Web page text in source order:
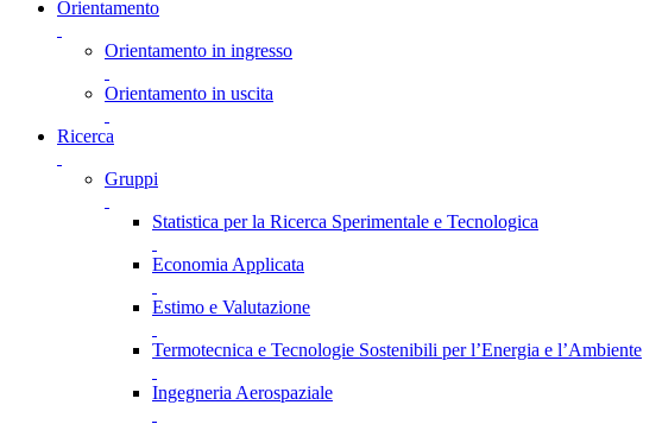
Orientamento
Orientamento in ingresso
Orientamento in uscita
Ricerca
Gruppi
Statistica per la Ricerca Sperimentale e Tecnologica
Economia Applicata
Estimo e Valutazione
Termotecnica e Tecnologie Sostenibili per l’Energia e l’Ambiente
Ingegneria Aerospaziale